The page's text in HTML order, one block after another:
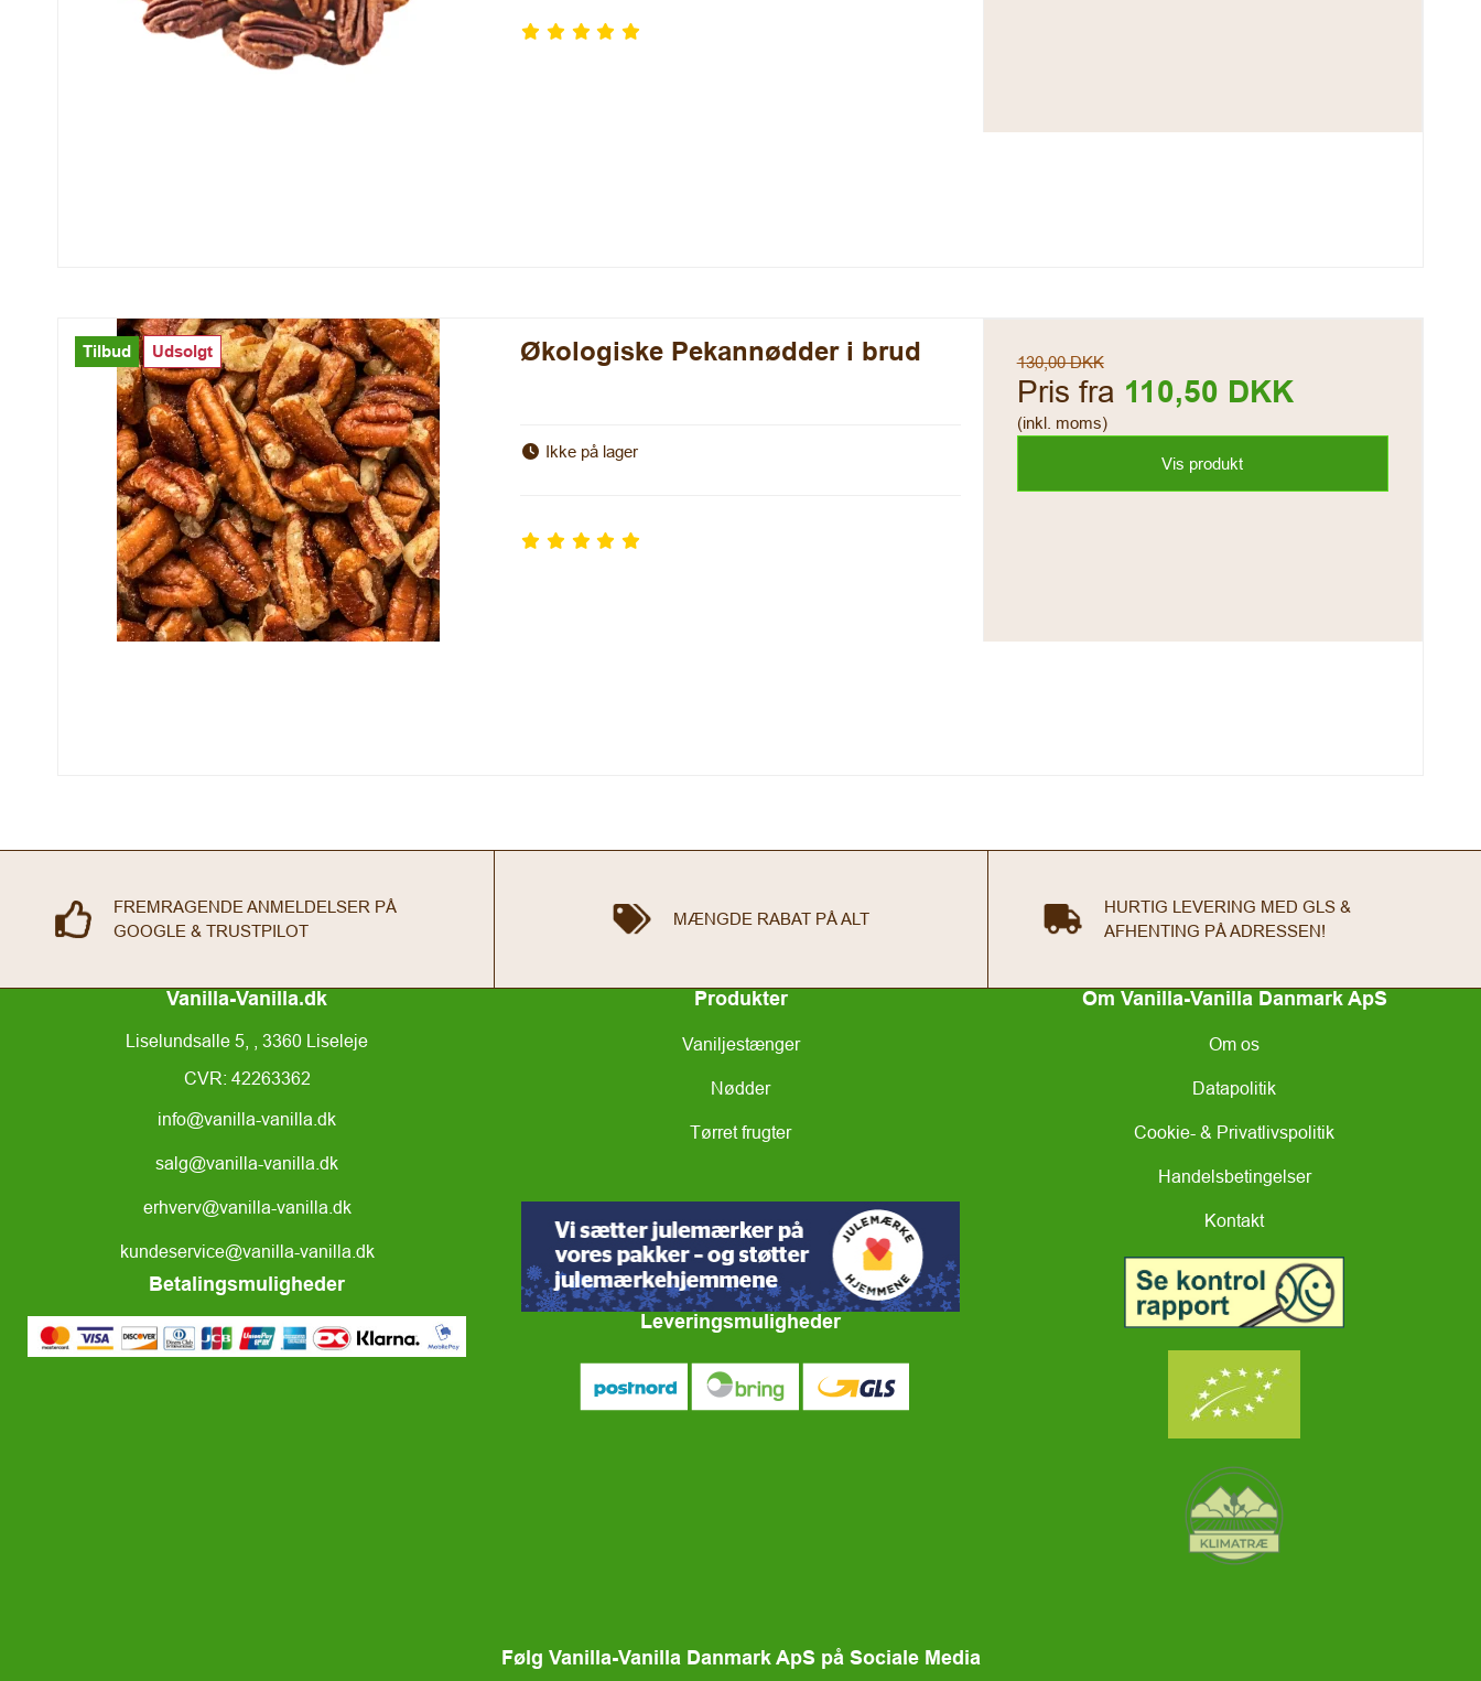
Tilbud Udsolgt Økologiske Pekannødder i brud
Ikke på lager
130,00 DKK
Pris fra 110,50 DKK
(inkl. moms)
Vis produkt
FREMRAGENDE ANMELDELSER PÅ
GOOGLE & TRUSTPILOT
MÆNGDE RABAT PÅ ALT
HURTIG LEVERING MED GLS &
AFHENTING PÅ ADRESSEN!
Vanilla-Vanilla.dk
Liselundsalle 5, , 3360 Liseleje
CVR: 42263362
info@vanilla-vanilla.dk
salg@vanilla-vanilla.dk
erhverv@vanilla-vanilla.dk
kundeservice@vanilla-vanilla.dk
Betalingsmuligheder
Produkter
Vaniljestænger
Nødder
Tørret frugter
Leveringsmuligheder
Om Vanilla-Vanilla Danmark ApS
Om os
Datapolitik
Cookie- & Privatlivspolitik
Handelsbetingelser
Kontakt
Følg Vanilla-Vanilla Danmark ApS på Sociale Media